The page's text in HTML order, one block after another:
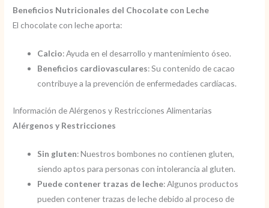
Beneficios Nutricionales del Chocolate con Leche
El chocolate con leche aporta:
Calcio: Ayuda en el desarrollo y mantenimiento óseo.
Beneficios cardiovasculares: Su contenido de cacao
contribuye a la prevención de enfermedades cardíacas.
Información de Alérgenos y Restricciones Alimentarias
Alérgenos y Restricciones
Sin gluten: Nuestros bombones no contienen gluten,
siendo aptos para personas con intolerancia al gluten.
Puede contener trazas de leche: Algunos productos
pueden contener trazas de leche debido al proceso de